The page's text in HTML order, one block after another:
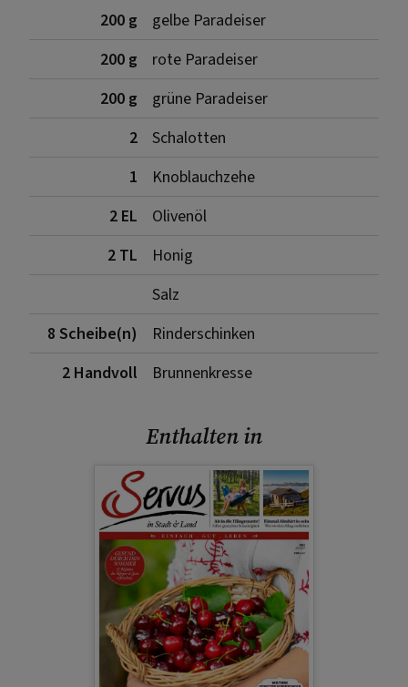
200 g
gelbe Paradeiser
200 g
rote Paradeiser
200 g
grüne Paradeiser
2
Schalotten
1
Knoblauchzehe
2 EL
Olivenöl
2 TL
Honig
Salz
8 Scheibe(n)
Rinderschinken
2 Handvoll
Brunnenkresse
Enthalten in